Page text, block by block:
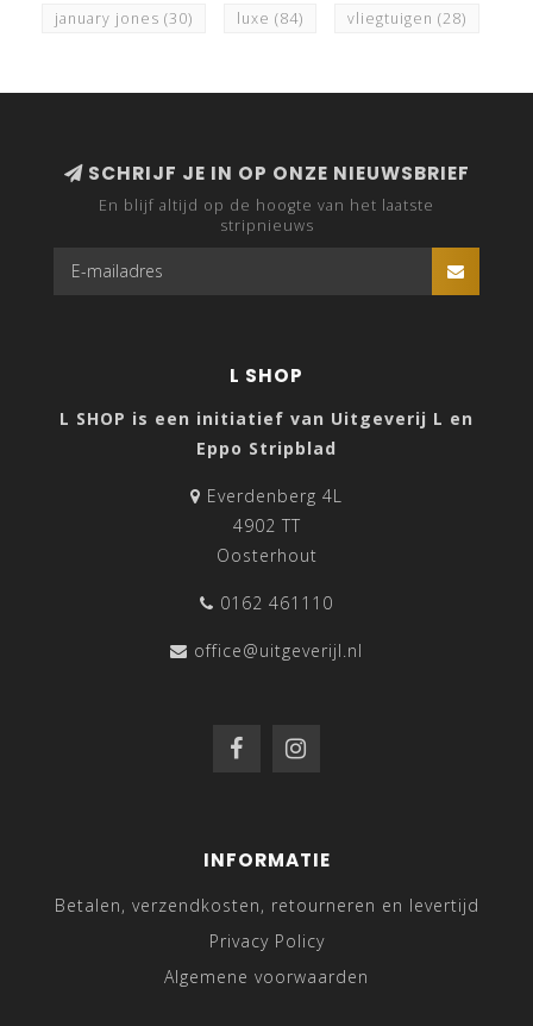
january jones (30) luxe (84) vliegtuigen (28)
SCHRIJF JE IN OP ONZE NIEUWSBRIEF
En blijf altijd op de hoogte van het laatste
stripnieuws
L SHOP
L SHOP is een initiatief van Uitgeverij L en
Eppo Stripblad
Everdenberg 4L
4902 TT
Oosterhout
0162 461110
office@uitgeverijl.nl
INFORMATIE
Betalen, verzendkosten, retourneren en levertijd
Privacy Policy
Algemene voorwaarden